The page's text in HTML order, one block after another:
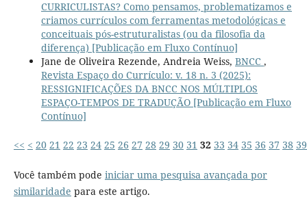
CURRICULISTAS? Como pensamos, problematizamos e
criamos currículos com ferramentas metodológicas e
conceituais pós-estruturalistas (ou da filosofia da
diferença) [Publicação em Fluxo Contínuo]
Jane de Oliveira Rezende, Andreia Weiss, BNCC ,
Revista Espaço do Currículo: v. 18 n. 3 (2025):
RESSIGNIFICAÇÕES DA BNCC NOS MÚLTIPLOS
ESPAÇO-TEMPOS DE TRADUÇÃO [Publicação em Fluxo
Contínuo]
<< < 20 21 22 23 24 25 26 27 28 29 30 31 32 33 34 35 36 37 38 39
Você também pode iniciar uma pesquisa avançada por
similaridade para este artigo.